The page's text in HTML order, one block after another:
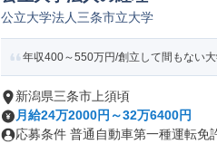
公立大学法人三条市立大学
年収400～550万円/創立して間もない
新潟県三条市上須頃
月給24万2000円～32万6400円
応募条件 普通自動車第一種運転免